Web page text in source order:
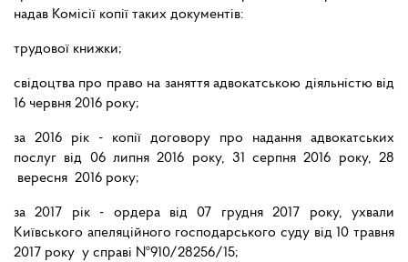
надав Комісії копії таких документів:
трудової книжки;
свідоцтва про право на заняття адвокатською діяльністю від
16 червня 2016 року;
за 2016 рік - копії договору про надання адвокатських
послуг від 06 липня 2016 року, 31 серпня 2016 року, 28
вересня 2016 року;
за 2017 рік - ордера від 07 грудня 2017 року, ухвали
Київського апеляційного господарського суду від 10 травня
2017 року у справі №910/28256/15;